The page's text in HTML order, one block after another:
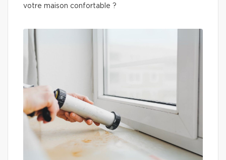
votre maison confortable ?